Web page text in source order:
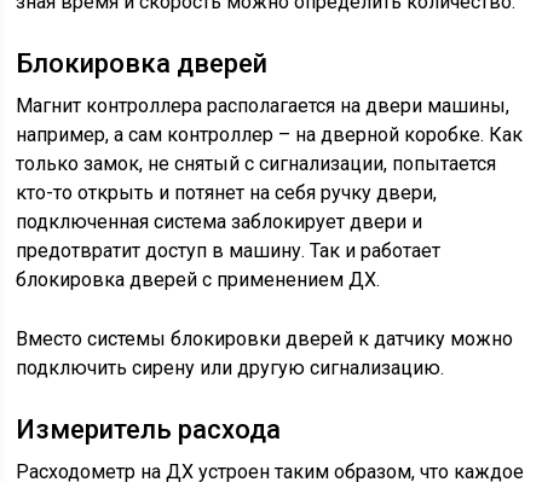
Блокировка дверей
Магнит контроллера располагается на двери машины,
например, а сам контроллер – на дверной коробке. Как
только замок, не снятый с сигнализации, попытается
кто-то открыть и потянет на себя ручку двери,
подключенная система заблокирует двери и
предотвратит доступ в машину. Так и работает
блокировка дверей с применением ДХ.
Вместо системы блокировки дверей к датчику можно
подключить сирену или другую сигнализацию.
Измеритель расхода
Расходометр на ДХ устроен таким образом, что каждое